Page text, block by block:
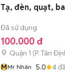
Tạ, đèn, quạt,
Đã sử dụng
100.000 đ
Quận 1 (P. Tân
MMr Nhân 5.0 4